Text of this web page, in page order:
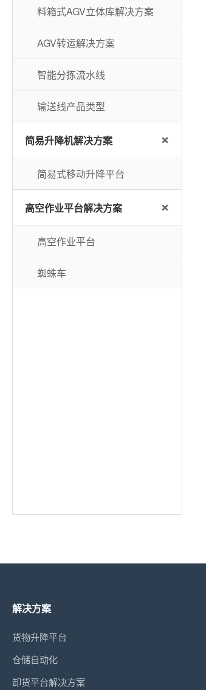
料箱式AGV立体库解决方案
AGV转运解决方案
智能分拣流水线
输送线产品类型
简易升降机解决方案 +
简易式移动升降平台
高空作业平台解决方案 +
高空作业平台
蜘蛛车
解决方案
货物升降平台
仓储自动化
卸货平台解决方案